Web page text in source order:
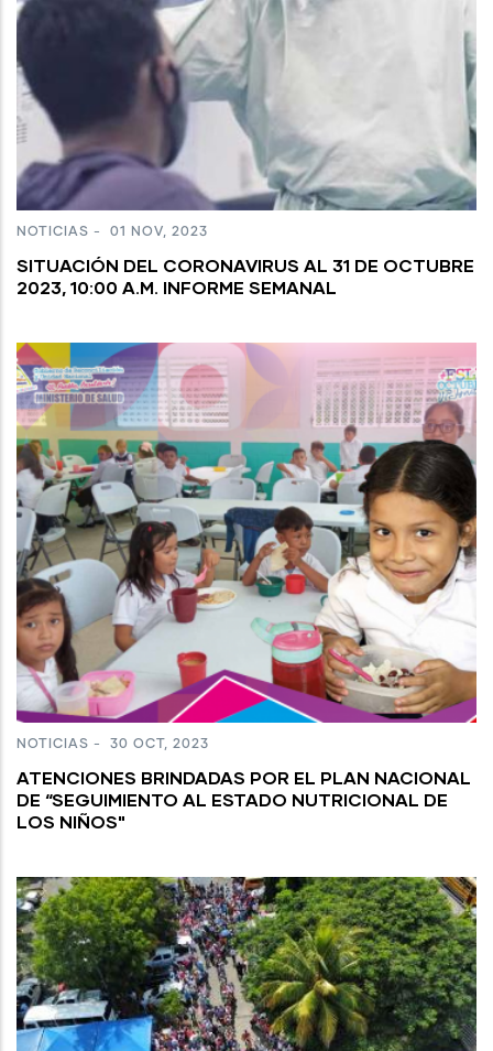
NOTICIAS - 01 NOV, 2023
SITUACIÓN DEL CORONAVIRUS AL 31 DE OCTUBRE
2023, 10:00 A.M. INFORME SEMANAL
NOTICIAS - 30 OCT, 2023
ATENCIONES BRINDADAS POR EL PLAN NACIONAL
DE “SEGUIMIENTO AL ESTADO NUTRICIONAL DE
LOS NIÑOS"